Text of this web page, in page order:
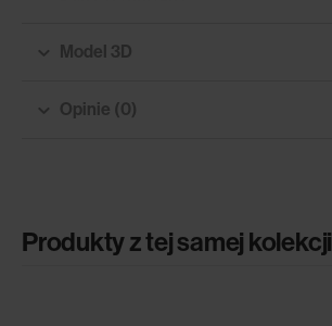
Model 3D
Opinie (0)
Produkty z tej samej kolekcji